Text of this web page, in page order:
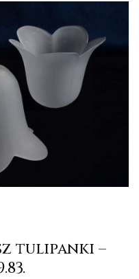
tulipanki –